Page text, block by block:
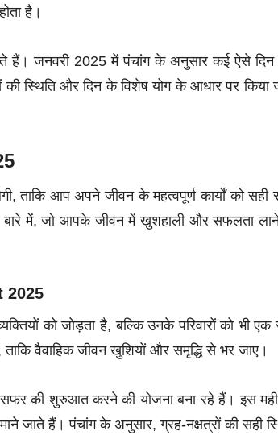
है।
हैं। जनवरी 2025 में पंचांग के अनुसार कई ऐसे
की स्थिति और दिन के विशेष योग के आधार पर किया
ताकि आप अपने जीवन के महत्वपूर्ण कार्यों को सही
में, जो आपके जीवन में खुशहाली और सफलता
2025
को जोड़ता है, बल्कि उनके परिवारों को भी एक
वैवाहिक जीवन खुशियों और समृद्धि से भर जाए।
की शुरुआत करने की योजना बना रहे हैं। इस
जाते हैं। पंचांग के अनुसार, ग्रह-नक्षत्रों की सही